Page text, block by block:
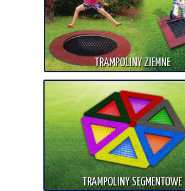
TRAMPOLINY ZIEMNE
TRAMPOLINY SEGMENTOWE